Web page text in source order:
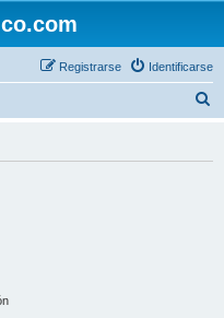
Identificarse
Registrarse